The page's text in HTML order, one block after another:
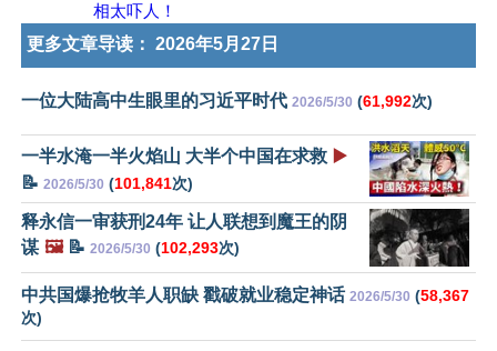
相太吓人！
更多文章导读： 2026年5月27日
一位大陆高中生眼里的习近平时代 2026/5/30 (61,992次)
一半水淹一半火焰山 大半个中国在求救 ▶️
📝 2026/5/30 (101,841次)
释永信一审获刑24年 让人联想到魔王的阴
谋 🖼️📝 2026/5/30 (102,293次)
中共国爆抢牧羊人职缺 戳破就业稳定神话 2026/5/30 (58,367
次)